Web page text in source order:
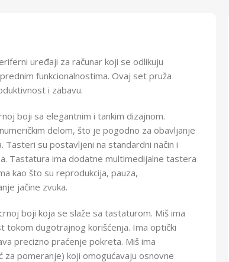
uređaji za računar koji se odlikuju
funkcionalnostima. Ovaj set pruža
i zabavu.
boji sa elegantnim i tankim dizajnom.
delom, što je pogodno za obavljanje
su postavljeni na standardni način i
Tastatura ima dodatne multimedijalne tastera
kao što su reprodukcija, pauza,
jačine zvuka.
boji koja se slaže sa tastaturom. Miš ima
tokom dugotrajnog korišćenja. Ima optički
precizno praćenje pokreta. Miš ima
pomeranje) koji omogućavaju osnovne